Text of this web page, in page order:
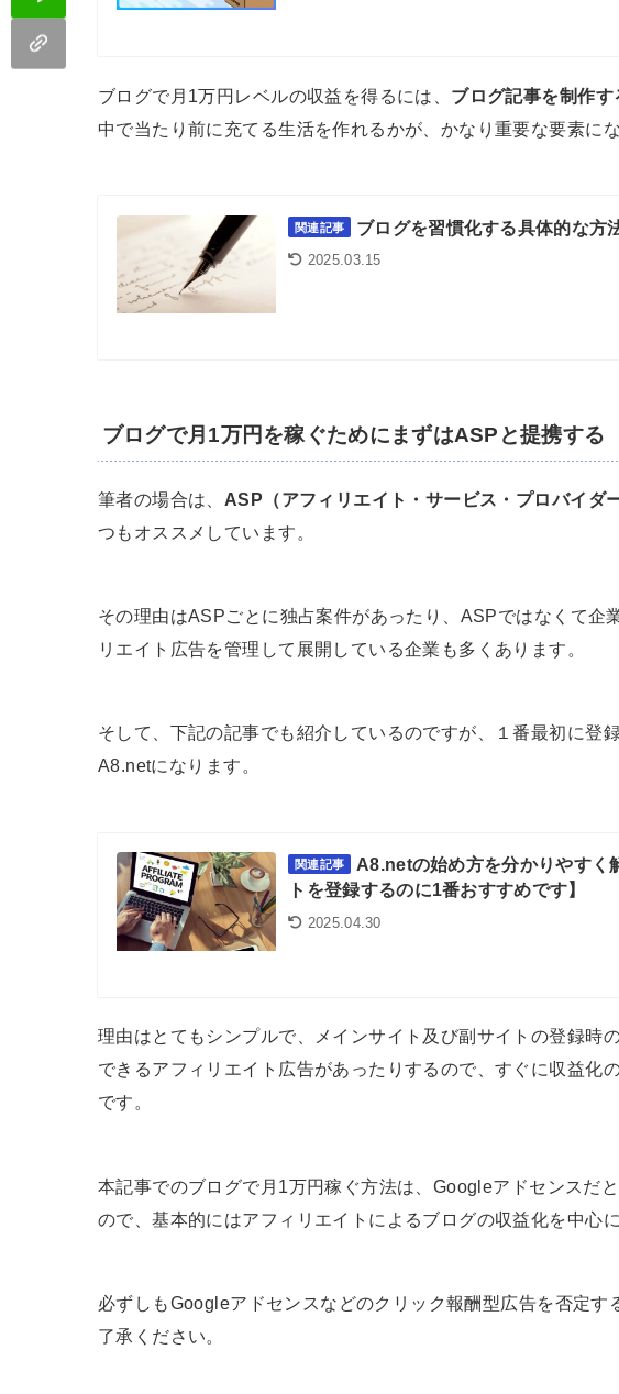
ブログで月1万円レベルの収益を得るには、 ブログ記事を制作す
中で当たり前に充てる生活を作れるかが、かなり重要な要素にな
関連記事 ブログを習慣化する具体的な方
2025.03.15
ブログで月1万円を稼ぐためにまずはASPと提携する
筆者の場合は、 ASP（アフィリエイト・サービス・プロバイダー
つもオススメしています。
その理由はASPごとに独占案件があったり、ASPではなくて企
リエイト広告を管理して展開している企業も多くあります。
そして、下記の記事でも紹介しているのですが、１番最初に登
A8.netになります。
関連記事
A8.netの始め方を分かりやすく
トを登録するのに1番おすすめです】
2025.04.30
理由はとてもシンプルで、メインサイト及び副サイトの登録時
できるアフィリエイト広告があったりするので、すぐに収益化
です。
本記事でのブログで月1万円稼ぐ方法は、Googleアドセンスだ
ので、基本的にはアフィリエイトによるブログの収益化を中心
必ずしもGoogleアドセンスなどのクリック報酬型広告を否定す
了承ください。